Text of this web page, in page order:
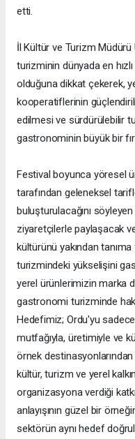
etti.
İl Kültür ve Turizm
turizminin dünyada en
olduğuna dikkat çekerek,
kooperatiflerinin
edilmesi ve sürdürülebilir
gastronominin büyük bir
Festival boyunca yöresel
tarafından geleneksel
buluşturulacağını
ziyaretçilerle paylaşacak
kültürünü yakından tanıma
turizmindeki yükselişini
yerel ürünlerimizin marka
gastronomi turizminde hak
Hedefimiz; Ordu'yu
mutfağıyla, üretimiyle ve
örnek
kültür, turizm ve yerel
organizasyona verdiği
anlayışının güzel bir
sektörün aynı hedef